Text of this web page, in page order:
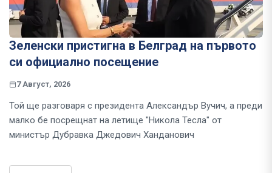
Зеленски пристигна в Белград на първото
си официално посещение
7 Август, 2026
Той ще разговаря с президента Александър Вучич, а преди
малко бе посрещнат на летище "Никола Тесла" от
министър Дубравка Джедович Ханданович